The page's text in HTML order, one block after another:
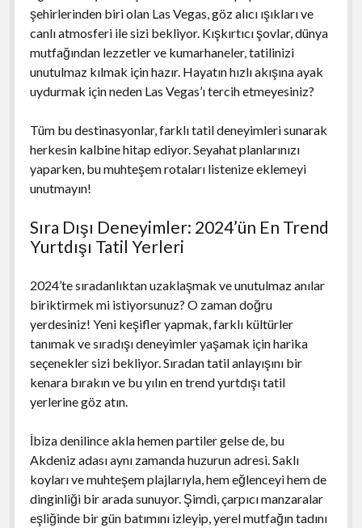
şehirlerinden biri olan Las Vegas, göz alıcı ışıkları ve
canlı atmosferi ile sizi bekliyor. Kışkırtıcı şovlar, dünya
mutfağından lezzetler ve kumarhaneler, tatilinizi
unutulmaz kılmak için hazır. Hayatın hızlı akışına ayak
uydurmak için neden Las Vegas’ı tercih etmeyesiniz?
Tüm bu destinasyonlar, farklı tatil deneyimleri sunarak
herkesin kalbine hitap ediyor. Seyahat planlarınızı
yaparken, bu muhteşem rotaları listenize eklemeyi
unutmayın!
Sıra Dışı Deneyimler: 2024’ün En Trend
Yurtdışı Tatil Yerleri
2024’te sıradanlıktan uzaklaşmak ve unutulmaz anılar
biriktirmek mi istiyorsunuz? O zaman doğru
yerdesiniz! Yeni keşifler yapmak, farklı kültürler
tanımak ve sıradışı deneyimler yaşamak için harika
seçenekler sizi bekliyor. Sıradan tatil anlayışını bir
kenara bırakın ve bu yılın en trend yurtdışı tatil
yerlerine göz atın.
İbiza denilince akla hemen partiler gelse de, bu
Akdeniz adası aynı zamanda huzurun adresi. Saklı
koyları ve muhteşem plajlarıyla, hem eğlenceyi hem de
dinginliği bir arada sunuyor. Şimdi, çarpıcı manzaralar
eşliğinde bir gün batımını izleyip, yerel mutfağın tadını